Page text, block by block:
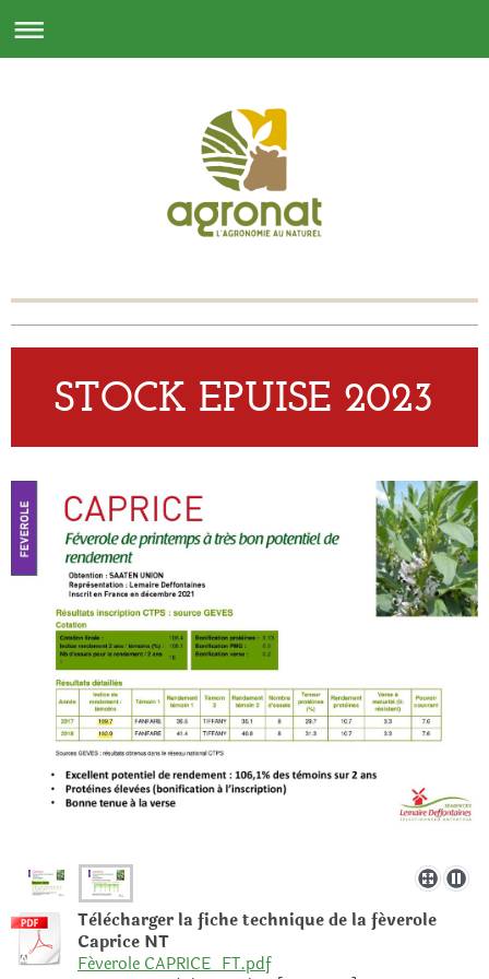
STOCK EPUISE 2023
Tèlècharger la fiche technique de la féverole
Caprice NT
Féverole CAPRICE_FT.pdf